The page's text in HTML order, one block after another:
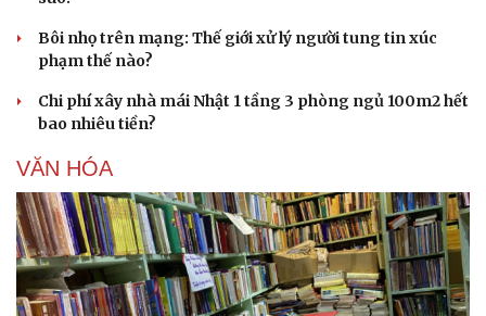
Bôi nhọ trên mạng: Thế giới xử lý người tung tin xúc
phạm thế nào?
Chi phí xây nhà mái Nhật 1 tầng 3 phòng ngủ 100m2 hết
bao nhiêu tiền?
VĂN HÓA